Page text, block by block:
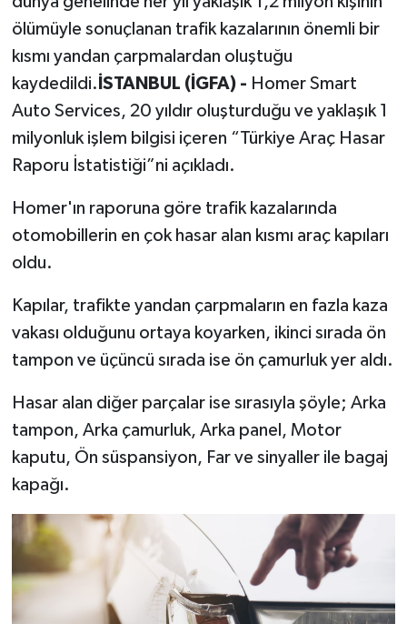
ölümüyle sonuçlanan trafik kazalarının önemli bir
kısmı yandan çarpmalardan oluştuğu
kaydedildi. İSTANBUL (İGFA) - Homer Smart
Auto Services, 20 yıldır oluşturduğu ve yaklaşık 1
milyonluk işlem bilgisi içeren “Türkiye Araç Hasar
Raporu İstatistiği”ni açıkladı.
Homer'ın raporuna göre trafik kazalarında
otomobillerin en çok hasar alan kısmı araç kapıları
oldu.
Kapılar, trafikte yandan çarpmaların en fazla kaza
vakası olduğunu ortaya koyarken, ikinci sırada ön
tampon ve üçüncü sırada ise ön çamurluk yer aldı.
Hasar alan diğer parçalar ise sırasıyla şöyle; Arka
tampon, Arka çamurluk, Arka panel, Motor
kaputu, Ön süspansiyon, Far ve sinyaller ile bagaj
kapağı.